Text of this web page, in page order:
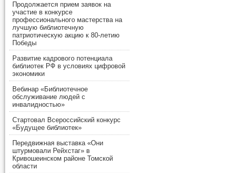
Продолжается прием заявок на
участие в конкурсе
профессионального мастерства на
лучшую библиотечную
патриотическую акцию к 80-летию
Победы
Развитие кадрового потенциала
библиотек РФ в условиях цифровой
экономики
Вебинар «Библиотечное
обслуживание людей с
инвалидностью»
Стартовал Всероссийский конкурс
«Будущее библиотек»
Передвижная выставка «Они
штурмовали Рейхстаг» в
Кривошеинском районе Томской
области